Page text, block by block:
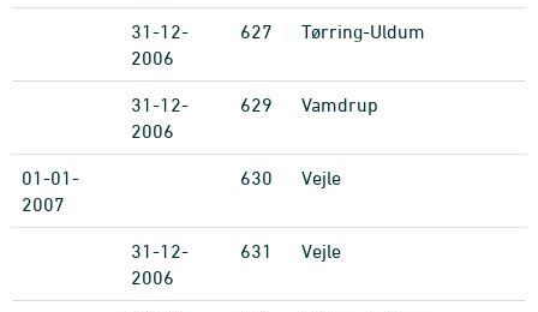
31-12-
2006
627 Tørring-Uldum
31-12-
2006
629 Vamdrup
01-01-
2007
630 Vejle
31-12-
2006
631 Vejle